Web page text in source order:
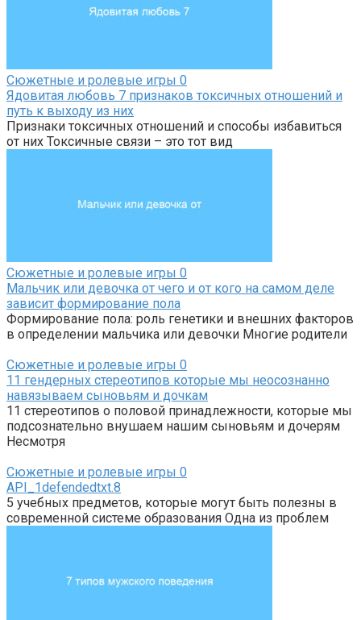
Сюжетные и ролевые игры 0
Ядовитая любовь 7 признаков токсичных отношений и
путь к выходу из них
Признаки токсичных отношений и способы избавиться
от них Токсичные связи – это тот вид
Сюжетные и ролевые игры 0
Мальчик или девочка от чего и от кого на самом деле
зависит формирование пола
Формирование пола: роль генетики и внешних факторов
в определении мальчика или девочки Многие родители
Сюжетные и ролевые игры 0
11 гендерных стереотипов которые мы неосознанно
навязываем сыновьям и дочкам
11 стереотипов о половой принадлежности, которые мы
подсознательно внушаем нашим сыновьям и дочерям
Несмотря
Сюжетные и ролевые игры 0
API_1defendedtxt.8
5 учебных предметов, которые могут быть полезны в
современной системе образования Одна из проблем